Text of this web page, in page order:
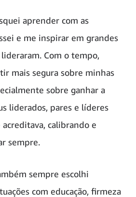
aprender com as
e me inspirar em grandes
Com o tempo,
mais segura sobre minhas
sobre ganhar a
liderados, pares e líderes
calibrando e
sempre.
sempre escolhi
com educação, firmeza